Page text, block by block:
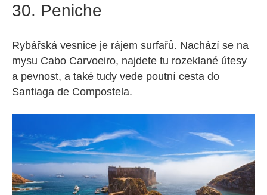
30. Peniche
Rybářská vesnice je rájem surfařů. Nachází se na
mysu Cabo Carvoeiro, najdete tu rozeklané útesy
a pevnost, a také tudy vede poutní cesta do
Santiaga de Compostela.